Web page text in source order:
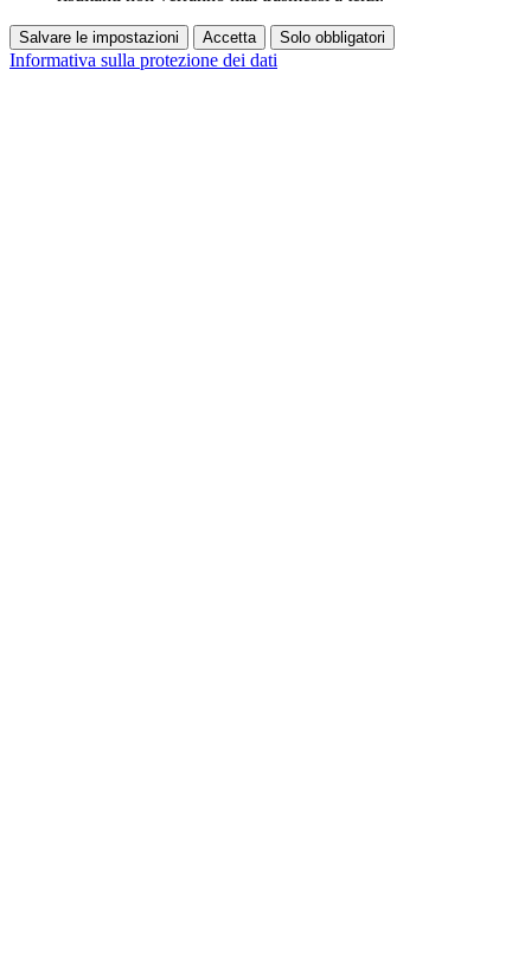
Salvare le impostazioni Accetta Solo obbligatori
Informativa sulla protezione dei dati